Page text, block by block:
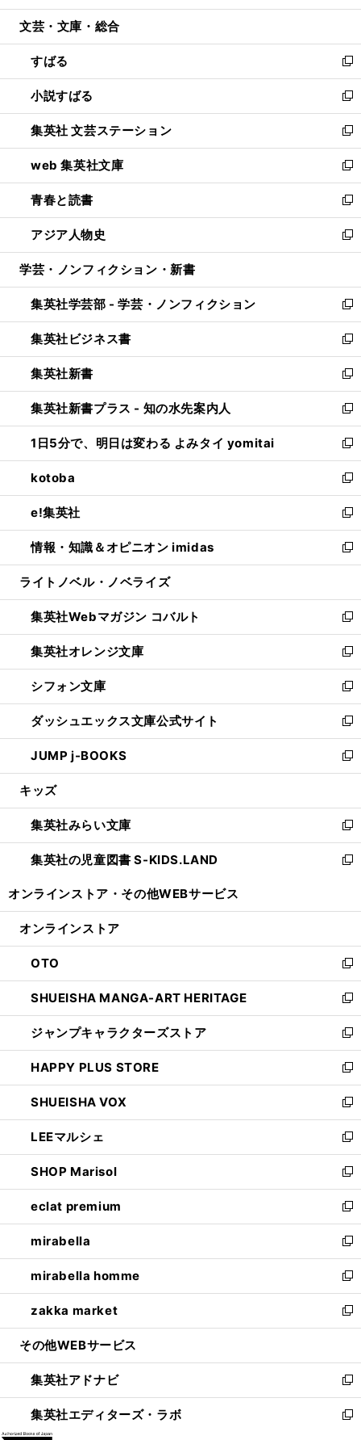
開
ウ
開
く
ン
ウ
で
開
く
ウ
ン
ド
ウ
で
開
く
文芸・文庫・総合
すばる
新
し
い
ウ
ィ
ン
ド
ウ
で
開
く
小説すばる
新
し
い
ウ
ィ
ン
ド
ウ
で
開
集英社 文芸ステーション
新
し
い
ウ
ィ
ン
ド
ウ
開
く
web 集英社文庫
新
し
い
ウ
ィ
ン
ウ
で
開
く
青春と読書
新
し
い
ウ
ン
ド
ウ
で
開
く
アジア人物史
新
し
ウ
ィ
ン
ド
ウ
で
開
く
学芸・ノンフィクション・新書
集英社学芸部 - 学芸・ノンフィクション
新
し
い
ウ
ィ
ン
ド
ウ
で
開
く
集英社ビジネス書
新
し
い
ウ
ィ
ン
ド
ウ
で
開
く
集英社新書
新
し
い
ウ
ィ
ン
ド
ウ
で
開
く
集英社新書プラス - 知の水先案内人
新
し
い
ウ
ィ
ン
ド
ウ
で
開
1日5分で、明日は変わる よみタイ yomitai
新
し
い
ウ
ィ
ン
ド
ウ
開
く
kotoba
新
し
い
ウ
ィ
ン
ウ
で
開
く
e!集英社
新
し
い
ウ
ン
ド
ウ
で
開
く
情報・知識＆オピニオン imidas
新
し
ウ
ィ
ン
ド
ウ
で
開
く
ライトノベル・ノベライズ
集英社Webマガジン コバルト
新
し
い
ウ
ィ
ン
ド
ウ
で
開
集英社オレンジ文庫
新
し
い
ウ
ィ
ン
ド
ウ
開
く
シフォン文庫
新
し
い
ウ
ィ
ン
ウ
で
開
く
ダッシュエックス文庫公式サイト
新
し
い
ウ
ン
ド
ウ
で
JUMP j-BOOKS
新
し
ウ
ィ
ン
ド
開
キッズ
集英社みらい文庫
新
し
い
ン
ウ
で
開
く
集英社の児童図書 S-KIDS.LAND
新
ウ
ン
ド
ウ
で
開
く
オンラインストア・ その他WEBサービス
オンラインストア
OTO
新
し
い
ウ
ィ
ン
ド
ウ
で
開
く
SHUEISHA MANGA-ART HERITAGE
新
し
い
ウ
ィ
ン
ド
ウ
で
開
く
ジャンプキャラクターズストア
新
し
い
ウ
ィ
ン
ド
ウ
で
開
く
HAPPY PLUS STORE
新
し
い
ウ
ィ
ン
ド
ウ
で
開
く
SHUEISHA VOX
新
し
い
ウ
ィ
ン
ド
ウ
で
開
く
LEEマルシェ
新
し
い
ウ
ィ
ン
ド
ウ
で
開
く
SHOP Marisol
新
し
い
ウ
ィ
ン
ド
ウ
で
開
eclat premium
新
し
い
ウ
ィ
ン
ド
ウ
開
く
mirabella
新
し
い
ウ
ィ
ン
ウ
で
開
く
mirabella homme
新
し
い
ウ
ン
ド
ウ
で
zakka market
新
し
ウ
ィ
ン
ド
その他WEBサービス
集英社アドナビ
新
し
い
集英社エディターズ・ラボ
新